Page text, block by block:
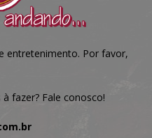
entretenimento. Por favor,
fazer? Fale conosco!